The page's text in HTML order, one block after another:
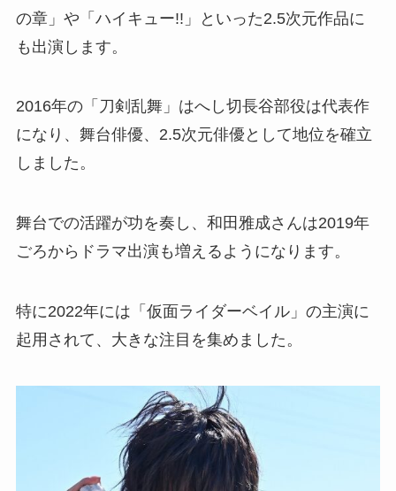
の章」や「 ハイキュー!! 」といった2.5次元作品に
も出演します。
2016年の「刀剣乱舞」はへし切長谷部役は代表作
になり、舞台俳優、2.5次元俳優として地位を確立
しました。
舞台での活躍が功を奏し、和田雅成さんは2019年
ごろからドラマ出演も増えるようになります。
特に2022年には「仮面ライダーベイル」の主演に
起用されて、大きな注目を集めました。